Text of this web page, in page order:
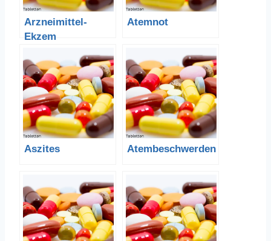
Arzneimittel-
Ekzem
Atemnot
Aszites Atembeschwerden